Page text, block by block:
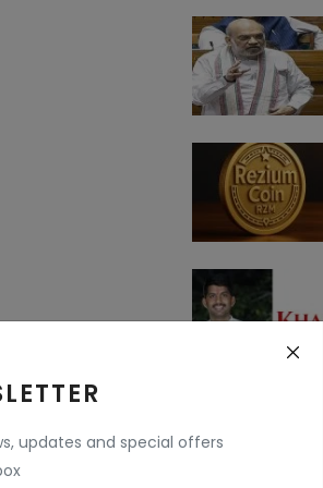
updates and special offers
Pawar